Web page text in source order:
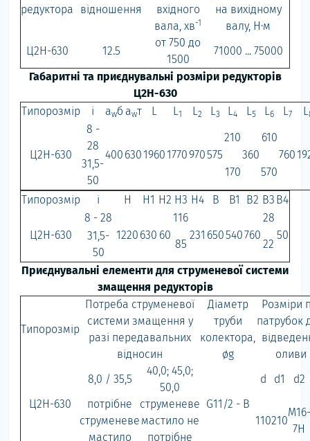
редуктора
відношення
вхідного
вала, хв-1
на вихідному
валу, Н·м
Ц2Н-630
12.5
от 750 до
1500
71000 ... 75000
Габаритні та приєднувальні розміри редукторів
Ц2Н-630
Типорозмір
i awб awт L L1 L2 L3 L4 L5 L6 L7 L
Ц2Н-630
8 -
28
400 63019601770970575
210
360
610
760
31,5-
50
170 570
Типорозмір i H H1 H2 H3 H4 B B1 B2 B3 B4
Ц2Н-630
8 - 28
1220 630 60
116
231 650540760
28
50
31,5-
50
85
22
Приєднувальні елементи для струменевої системи
змащення редукторів
Типорозмір
Потреба струменевої
системи змащення у
разі передавальних
відносин
Діаметр
труби
колектора,
øg
Розміри
патрубок
оливи
Ц2Н-630
8,0 / 35,5
40,0; 45,0;
50,0
G11/2 - B
d d1
d2
потрібне
струменеве
мастило
струменеве
мастило не
потрібне
110210
М16-
7Н